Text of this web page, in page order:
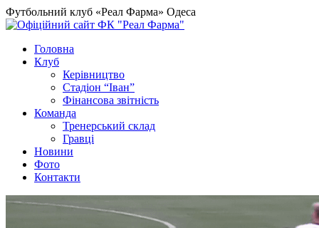
Футбольний клуб «Реал Фарма» Одеса
Головна
Клуб
Керівництво
Стадіон “Іван”
Фінансова звітність
Команда
Тренерський склад
Гравці
Новини
Фото
Контакти